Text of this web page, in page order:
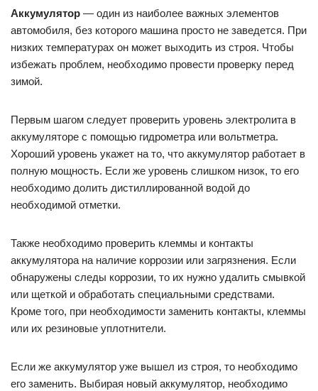
Аккумулятор — один из наиболее важных элементов
автомобиля, без которого машина просто не заведется. При
низких температурах он может выходить из строя. Чтобы
избежать проблем, необходимо провести проверку перед
зимой.
Первым шагом следует проверить уровень электролита в
аккумуляторе с помощью гидрометра или вольтметра.
Хороший уровень укажет на то, что аккумулятор работает в
полную мощность. Если же уровень слишком низок, то его
необходимо долить дистиллированной водой до
необходимой отметки.
Также необходимо проверить клеммы и контакты
аккумулятора на наличие коррозии или загрязнения. Если
обнаружены следы коррозии, то их нужно удалить смывкой
или щеткой и обработать специальными средствами.
Кроме того, при необходимости заменить контакты, клеммы
или их резиновые уплотнители.
Если же аккумулятор уже вышел из строя, то необходимо
его заменить. Выбирая новый аккумулятор, необходимо